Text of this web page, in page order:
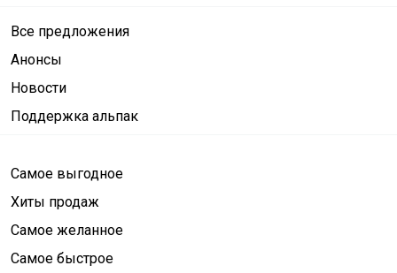
Все предложения
Анонсы
Новости
Поддержка альпак
Самое выгодное
Хиты продаж
Самое желанное
Самое быстрое